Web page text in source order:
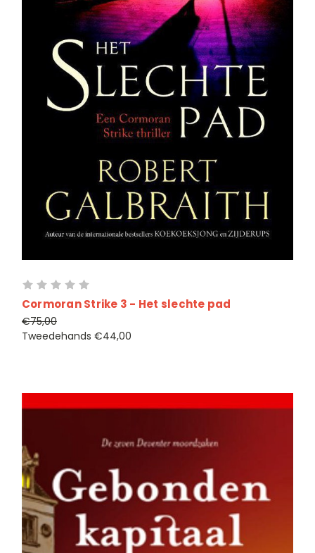
Cormoran Strike 3 - Het slechte pad
€75,00
Tweedehands €44,00